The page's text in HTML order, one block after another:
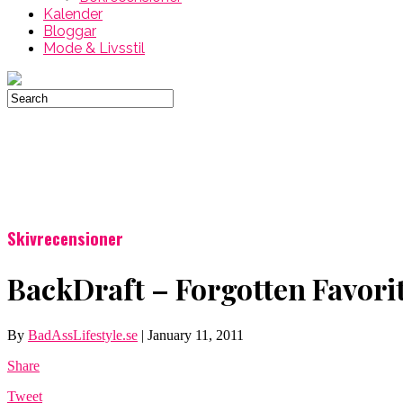
Kalender
Bloggar
Mode & Livsstil
Skivrecensioner
BackDraft – Forgotten
By BadAssLifestyle.se | January 11, 2011
Share
Tweet